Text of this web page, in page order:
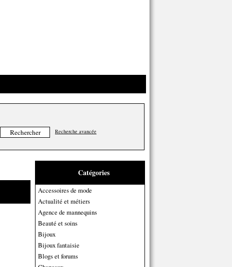
Recherche avancée
Catégories
Accessoires de mode
Actualité et métiers
Agence de mannequins
Beauté et soins
Bijoux
Bijoux fantaisie
Blogs et forums